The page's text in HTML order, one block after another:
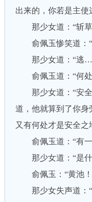
出来的，你若是主使
那少女道：“斩草
俞佩玉惨笑道：“
那少女道：“逃
俞佩玉道：“何处
那少女道：“安全
道，他就算到了你身
又有何处才是安全之
俞佩玉道：“有一
那少女道：“是什
俞佩玉：“黄池
那少女失声道：“